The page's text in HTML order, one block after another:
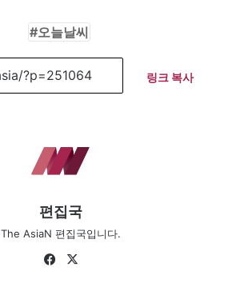
오늘날씨
링크 복사
편집국
The AsiaN 편집국입니다.
Fa